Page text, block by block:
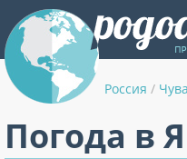
Россия /
Погода в